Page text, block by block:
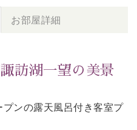
お部屋詳細
訪湖一望の美景
ンの露天風呂付き客室プ